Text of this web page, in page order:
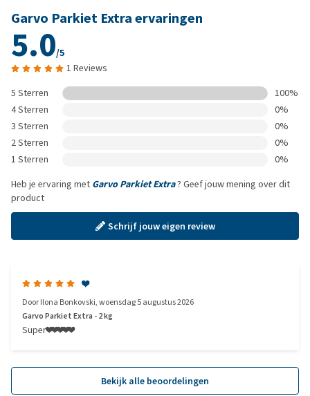
Garvo Parkiet Extra ervaringen
5.0/5
1 Reviews
5 Sterren
100%
4 Sterren
0%
3 Sterren
0%
2 Sterren
0%
1 Sterren
0%
Heb je ervaring met Garvo Parkiet Extra? Geef jouw mening over dit
product
Schrijf jouw eigen review
❤️
DoorIlona Bonkovski,woensdag 5 augustus 2026
Garvo Parkiet Extra - 2 kg
Super❤️❤️❤️❤️❤️
Bekijk alle beoordelingen